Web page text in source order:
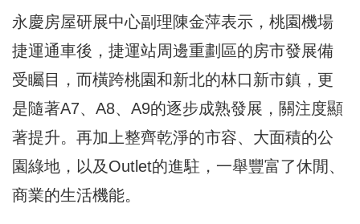
永慶房屋研展中心副理陳金萍表示，桃園機場
捷運通車後，捷運站周邊重劃區的房市發展備
受矚目，而橫跨桃園和新北的林口新市鎮，更
是隨著A7、A8、A9的逐步成熟發展，關注度顯
著提升。再加上整齊乾淨的市容、大面積的公
園綠地，以及Outlet的進駐，一舉豐富了休閒、
商業的生活機能。